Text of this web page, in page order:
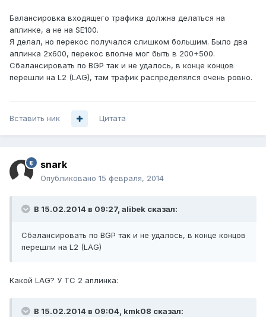
Балансировка входящего трафика должна делаться на
аплинке, а не на SE100.
Я делал, но перекос получался слишком большим. Было два
аплинка 2x600, перекос вполне мог быть в 200+500.
Сбалансировать по BGP так и не удалось, в конце концов
перешли на L2 (LAG), там трафик распределялся очень ровно.
Вставить ник Цитата
snark
Опубликовано 15 февраля, 2014
В 15.02.2014 в 09:27, alibek сказал:
Сбалансировать по BGP так и не удалось, в конце концов
перешли на L2 (LAG)
Какой LAG? У ТС 2 аплинка:
В 15.02.2014 в 09:04, kmk08 сказал: